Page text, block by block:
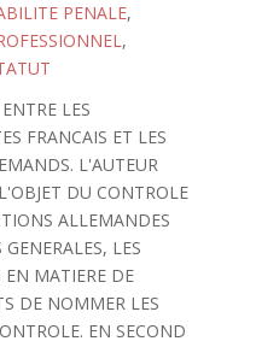
PENALE,
,
LES
FRANCAIS ET LES
L'AUTEUR
DU CONTROLE
ALLEMANDES
GENERALES, LES
MATIERE DE
DE NOMMER LES
EN SECOND